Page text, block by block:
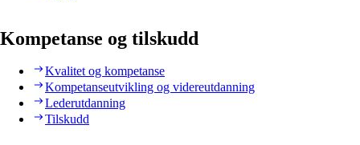
Kompetanse og tilskudd
Kvalitet og kompetanse
Kompetanseutvikling og videreutdanning
Lederutdanning
Tilskudd